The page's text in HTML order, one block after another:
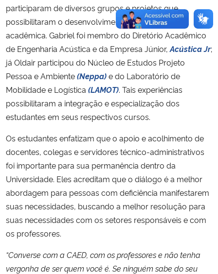
participaram de diversos grupos e projetos que
possibilitaram o desenvolvimento da sua jornada
acadêmica. Gabriel foi membro do Diretório Acadêmico
de Engenharia Acústica e da Empresa Júnior, Acústica Jr;
já Oldair participou do Núcleo de Estudos Projeto
Pessoa e Ambiente(Neppa)e do Laboratório de
Mobilidade e Logística (LAMOT). Tais experiências
possibilitaram a integração e especialização dos
estudantes em seus respectivos cursos.
Os estudantes enfatizam que o apoio e acolhimento de
docentes, colegas e servidores técnico-administrativos
foi importante para sua permanência dentro da
Universidade. Eles acreditam que o diálogo é a melhor
abordagem para pessoas com deficiência manifestarem
suas necessidades, buscando a melhor resolução para
suas necessidades com os setores responsáveis e com
os professores.
“Converse com a CAED, com os professores e não tenha
vergonha de ser quem você é. Se ninguém sabe do seu